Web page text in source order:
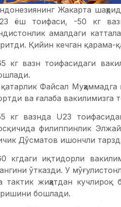
Жакарта
ёш тоифаси, -50 кг
амалдаги
Қийин кечган қарама-
кг вазн тоифасидаги
Файсал
ва ғалаба вакилимизга
кг вазнда U23
филиппинлик
Дўсматов ишончли
кгдаги иқтидорли
ўтказди. У
тактик жиҳатдан кучлироқ
бошлади.